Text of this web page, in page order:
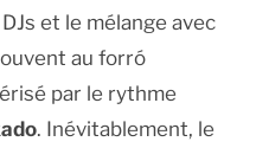
et le mélange avec
au forró
par le rythme
. Inévitablement, le